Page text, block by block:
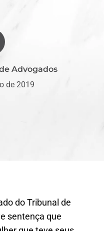
Advogados
de 2019
do Tribunal de
sentença que